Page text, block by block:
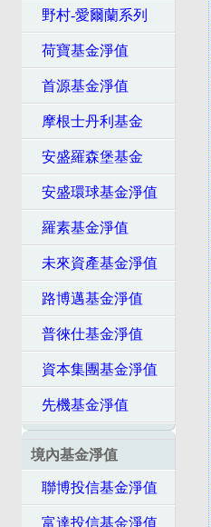
野村-愛爾蘭系列
荷寶基金淨值
首源基金淨值
摩根士丹利基金
安盛羅森堡基金
安盛環球基金淨值
羅素基金淨值
未來資產基金淨值
路博邁基金淨值
普徠仕基金淨值
資本集團基金淨值
先機基金淨值
境內基金淨值
聯博投信基金淨值
富達投信基金淨值